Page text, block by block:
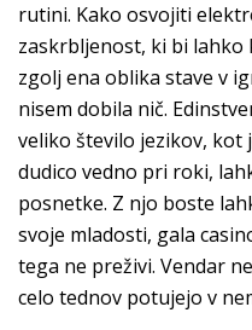
rutini. Kako osvojiti
zaskrbljenost, ki bi lahko
zgolj ena oblika stave v
nisem dobila nič.
veliko število jezikov, kot
dudico vedno pri roki,
posnetke. Z njo boste
svoje mladosti, gala
tega ne preživi. Vendar
celo tednov potujejo v